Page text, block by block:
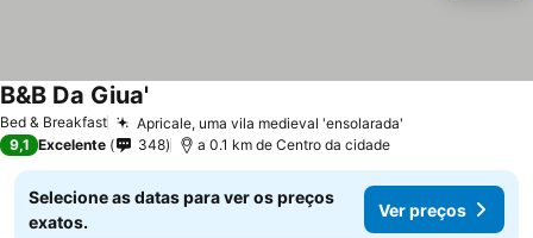
Bed & Breakfast Apricale, uma vila medieval 'ensolarada'
B&B Da Giua'
9,1 Excelente 348 a 0.1 km de Centro da cidade
Selecione as datas para ver os preços
exatos.
Ver preços